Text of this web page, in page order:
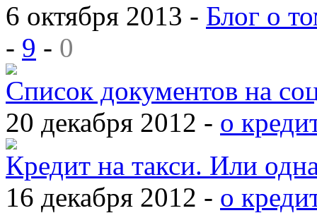
6 октября 2013 - Блог о
- 9 - 0
Список документов на
20 декабря 2012 - о
Кредит на такси. Или
16 декабря 2012 - о